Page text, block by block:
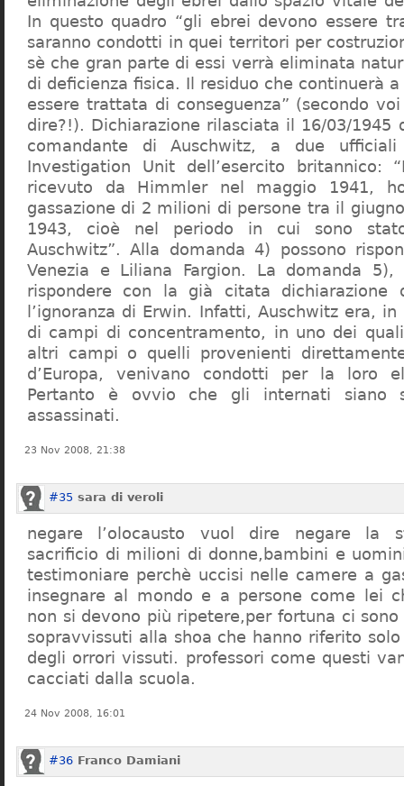
In questo quadro “gli ebrei devono essere
saranno condotti in quei territori per
sè che gran parte di essi verrà eliminata
di deficienza fisica. Il residuo che continuerà
essere trattata di conseguenza” (secondo
dire?!). Dichiarazione rilasciata il 16/03/1945
comandante di Auschwitz, a due
Investigation Unit dell’esercito britannico:
ricevuto da Himmler nel maggio 1941,
gassazione di 2 milioni di persone tra il
1943, cioè nel periodo in cui sono
Auschwitz”. Alla domanda 4) possono
Venezia e Liliana Fargion. La domanda
rispondere con la già citata dichiarazione
l’ignoranza di Erwin. Infatti, Auschwitz era,
di campi di concentramento, in uno dei
altri campi o quelli provenienti
d’Europa, venivano condotti per la loro
Pertanto è ovvio che gli internati siano
assassinati.
23 Nov 2008, 21:38
#35 sara di veroli
negare l’olocausto vuol dire negare la
sacrificio di milioni di donne,bambini e
testimoniare perchè uccisi nelle camere a
insegnare al mondo e a persone come lei
non si devono più ripetere,per fortuna ci
sopravvissuti alla shoa che hanno riferito
degli orrori vissuti. professori come questi
cacciati dalla scuola.
24 Nov 2008, 16:01
#36 Franco Damiani